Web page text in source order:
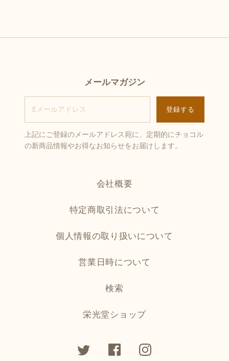
メールマガジン
上記にご登録のメールアドレス宛に、定期的にチョコル
の新商品情報やお得なお知らせをお届けします。
会社概要
特定商取引法について
個人情報の取り扱いについて
営業日時について
検索
栄光堂ショップ